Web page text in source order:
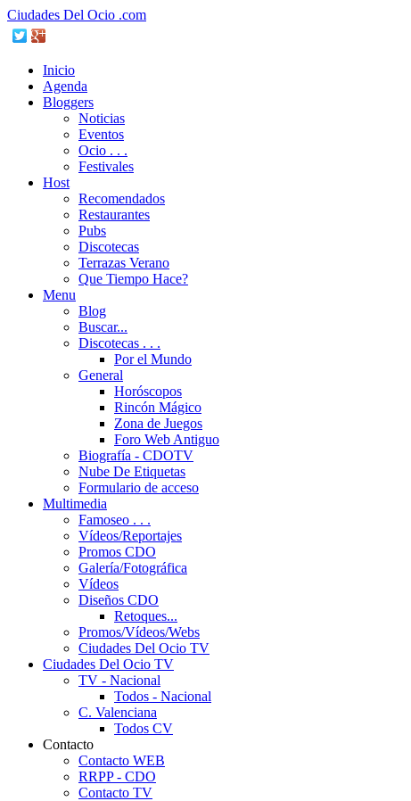
Ciudades Del Ocio .com
Inicio
Agenda
Bloggers
Noticias
Eventos
Ocio . . .
Festivales
Host
Recomendados
Restaurantes
Pubs
Discotecas
Terrazas Verano
Que Tiempo Hace?
Menu
Blog
Buscar...
Discotecas . . .
Por el Mundo
General
Horóscopos
Rincón Mágico
Zona de Juegos
Foro Web Antiguo
Biografía - CDOTV
Nube De Etiquetas
Formulario de acceso
Multimedia
Famoseo . . .
Vídeos/Reportajes
Promos CDO
Galería/Fotográfica
Vídeos
Diseños CDO
Retoques...
Promos/Vídeos/Webs
Ciudades Del Ocio TV
Ciudades Del Ocio TV
TV - Nacional
Todos - Nacional
C. Valenciana
Todos CV
Contacto
Contacto WEB
RRPP - CDO
Contacto TV